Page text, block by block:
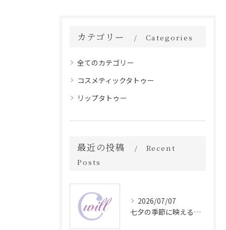
カテゴリー Categories
全てのカテゴリー
コスメティックタトゥー
リップタトゥー
最近の投稿
Recent
Posts
2026/07/07
七夕の季節に映える眉毛タトゥー技術